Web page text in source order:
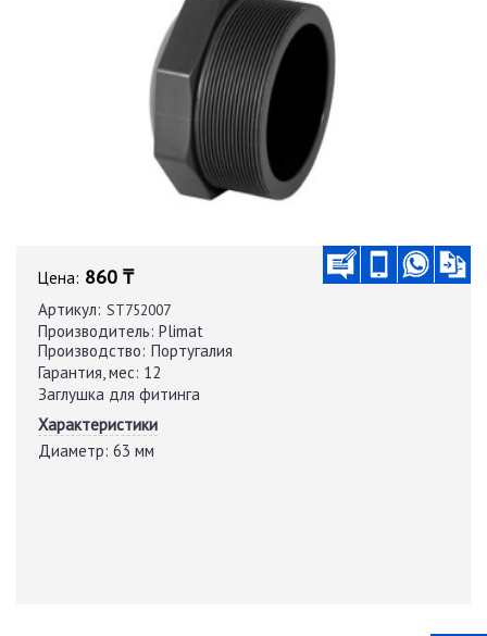
Цена: 860 ₸
Артикул: ST752007
Производитель: Plimat
Производство: Португалия
Гарантия, мес: 12
Заглушка для фитинга
Характеристики
Диаметр: 63 мм